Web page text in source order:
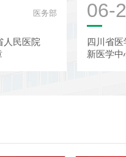
医务部
人民医院
06-
四川省医
新医学